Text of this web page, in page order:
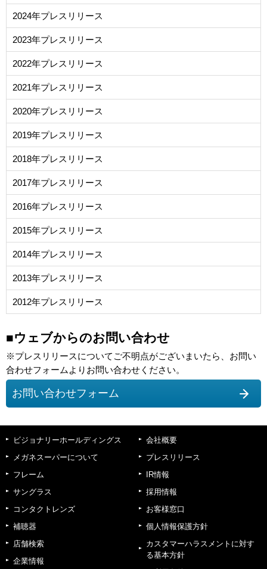
2024年プレスリリース
2023年プレスリリース
2022年プレスリリース
2021年プレスリリース
2020年プレスリリース
2019年プレスリリース
2018年プレスリリース
2017年プレスリリース
2016年プレスリリース
2015年プレスリリース
2014年プレスリリース
2013年プレスリリース
2012年プレスリリース
■ウェブからのお問い合わせ
※プレスリリースについてご不明点がございまいたら、お問い
合わせフォームよりお問い合わせください。
お問い合わせフォーム
ビジョナリーホールディングス
メガネスーパーについて
フレーム
サングラス
コンタクトレンズ
補聴器
店舗検索
企業情報
会社概要
プレスリリース
IR情報
採用情報
お客様窓口
個人情報保護方針
カスタマーハラスメントに対す
る基本方針